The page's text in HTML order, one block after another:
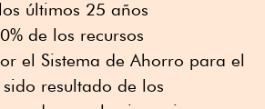
últimos 25 años
de los recursos
el Sistema de Ahorro para el
sido resultado de los